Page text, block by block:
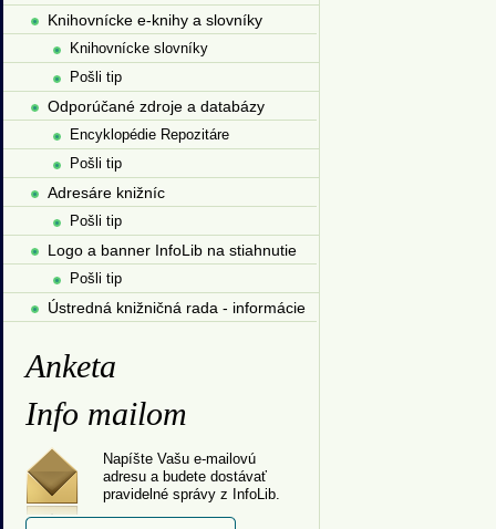
Knihovnícke e-knihy a slovníky
Knihovnícke slovníky
Pošli tip
Odporúčané zdroje a databázy
Encyklopédie Repozitáre
Pošli tip
Adresáre knižníc
Pošli tip
Logo a banner InfoLib na stiahnutie
Pošli tip
Ústredná knižničná rada - informácie
Anketa
Info mailom
Napíšte Vašu e-mailovú
adresu a budete dostávať
pravidelné správy z InfoLib.